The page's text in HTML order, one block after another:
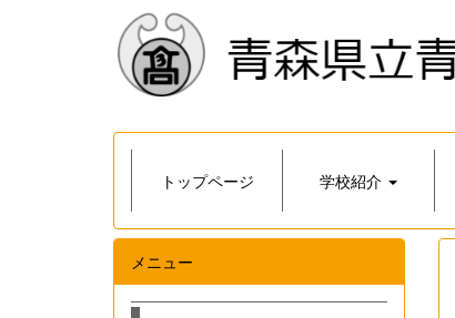
トップページ 学校紹介
メニュー